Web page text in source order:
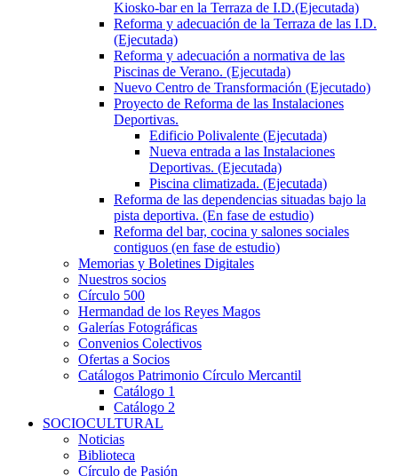
Kiosko-bar en la Terraza de I.D.(Ejecutada)
Reforma y adecuación de la Terraza de las I.D.
(Ejecutada)
Reforma y adecuación a normativa de las
Piscinas de Verano. (Ejecutada)
Nuevo Centro de Transformación (Ejecutado)
Proyecto de Reforma de las Instalaciones
Deportivas.
Edificio Polivalente (Ejecutada)
Nueva entrada a las Instalaciones
Deportivas. (Ejecutada)
Piscina climatizada. (Ejecutada)
Reforma de las dependencias situadas bajo la
pista deportiva. (En fase de estudio)
Reforma del bar, cocina y salones sociales
contiguos (en fase de estudio)
Memorias y Boletines Digitales
Nuestros socios
Círculo 500
Hermandad de los Reyes Magos
Galerías Fotográficas
Convenios Colectivos
Ofertas a Socios
Catálogos Patrimonio Círculo Mercantil
Catálogo 1
Catálogo 2
SOCIOCULTURAL
Noticias
Biblioteca
Círculo de Pasión